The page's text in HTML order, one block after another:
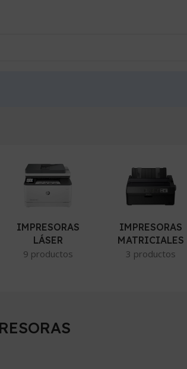
IMPRESORAS
LÁSER
9 productos
IMPRESORAS
MATRICIALES
3 productos